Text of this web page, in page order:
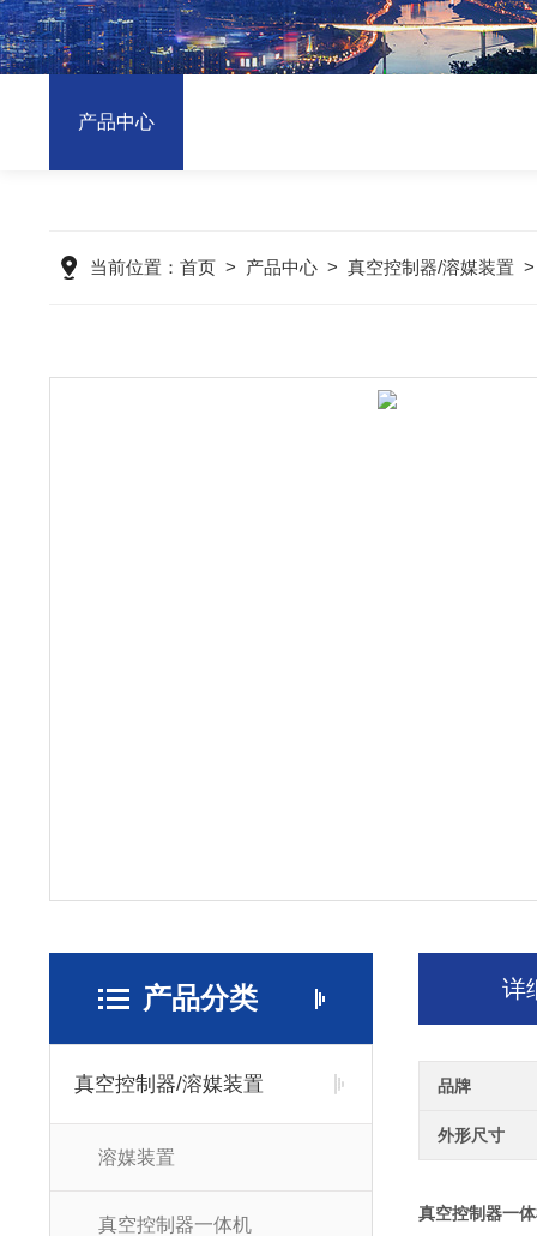
产品中心
当前位置： 首页> 产品中心> 真空控制器/溶媒装置
产品分类
真空控制器/溶媒装置
溶媒装置
真空控制器一体机
详
品牌
外形尺寸
真空控制器一